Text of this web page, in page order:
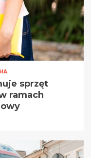
sprzęt
ramach